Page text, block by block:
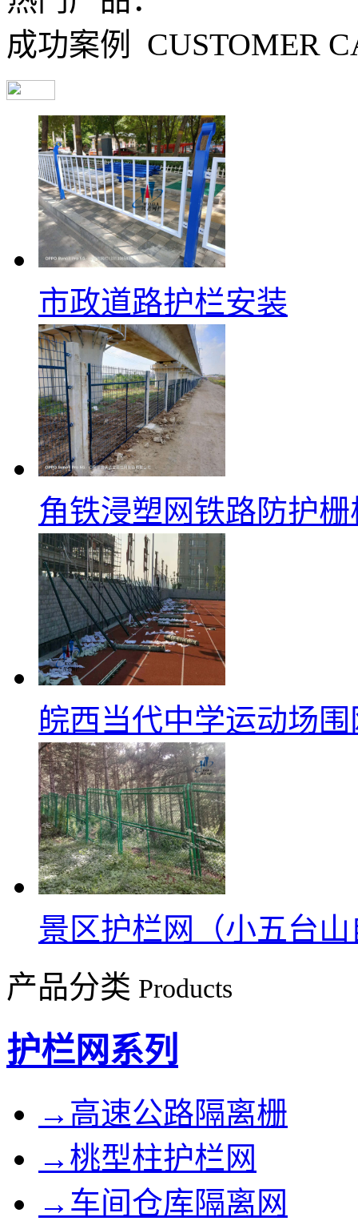
成功案例
CUSTOMER
市政道路护栏安装
角铁浸塑网铁路防护
皖西当代中学运动场
景区护栏网（小五台
产品分类 Products
护栏网系列
→高速公路隔离栅
→桃型柱护栏网
→车间仓库隔离网